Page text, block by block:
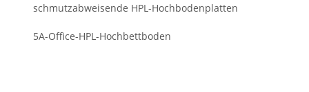
schmutzabweisende HPL-Hochbodenplatten
5A-Office-HPL-Hochbettboden